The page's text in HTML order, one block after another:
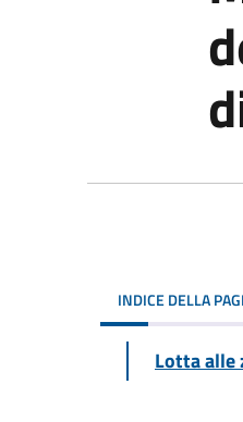
INDICE DELLA
Lotta alle